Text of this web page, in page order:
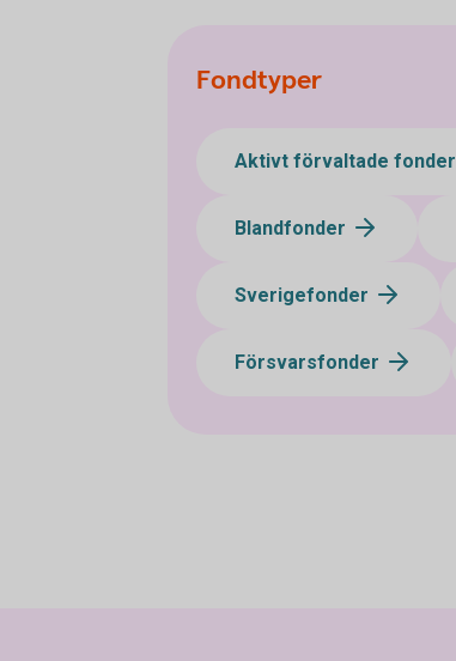
Fondtyper
Aktivt förvaltade fonder
Blandfonder
Sverigefonder
Försvarsfonder